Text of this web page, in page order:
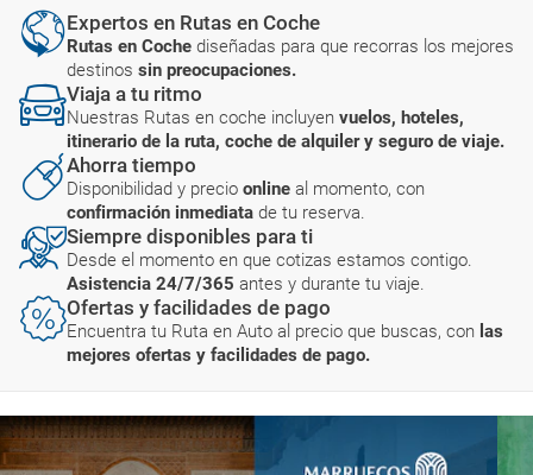
Expertos en Rutas en Coche
Rutas en Coche diseñadas para que recorras los mejores
destinos sin preocupaciones.
Viaja a tu ritmo
Nuestras Rutas en coche incluyen vuelos, hoteles,
itinerario de la ruta, coche de alquiler y seguro de viaje.
Ahorra tiempo
Disponibilidad y precio online al momento, con
confirmación inmediata de tu reserva.
Siempre disponibles para ti
Desde el momento en que cotizas estamos contigo.
Asistencia 24/7/365 antes y durante tu viaje.
Ofertas y facilidades de pago
Encuentra tu Ruta en Auto al precio que buscas, con las
mejores ofertas y facilidades de pago.